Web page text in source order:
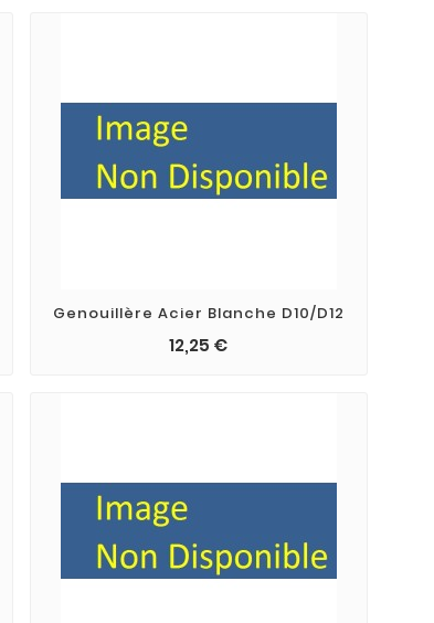
Genouillère Acier Blanche D10/D12
12,25 €